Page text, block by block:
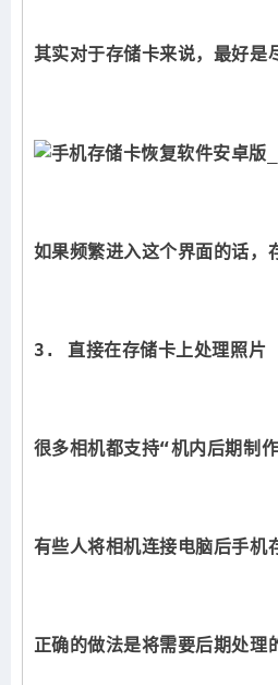
其实对于存储卡来说，最好是
如果频繁进入这个界面的话，
3. 直接在存储卡上处理照片
很多相机都支持“机内后期制
有些人将相机连接电脑后手机
正确的做法是将需要后期处理